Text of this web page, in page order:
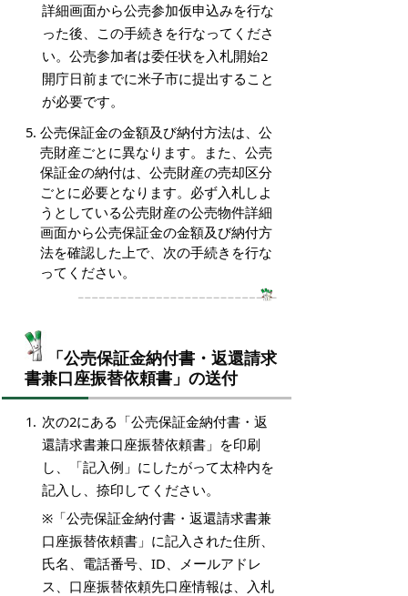
詳細画面から公売参加仮申込みを行な
った後、この手続きを行なってくださ
い。公売参加者は委任状を入札開始2
開庁日前までに米子市に提出すること
が必要です。
公売保証金の金額及び納付方法は、公
売財産ごとに異なります。また、公売
保証金の納付は、公売財産の売却区分
ごとに必要となります。必ず入札しよ
うとしている公売財産の公売物件詳細
画面から公売保証金の金額及び納付方
法を確認した上で、次の手続きを行な
ってください。
「公売保証金納付書・返還請求
書兼口座振替依頼書」の送付
次の2にある「公売保証金納付書・返
還請求書兼口座振替依頼書」を印刷
し、「記入例」にしたがって太枠内を
記入し、捺印してください。
※「公売保証金納付書・返還請求書兼
口座振替依頼書」に記入された住所、
氏名、電話番号、ID、メールアドレ
ス、口座振替依頼先口座情報は、入札